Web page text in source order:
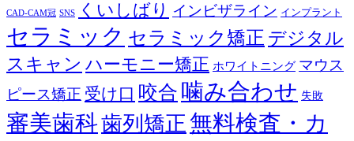
CAD-CAM冠 SNS くいしばり インビザライン インプラント
セラミック セラミック矯正 デジタル
スキャン ハーモニー矯正 ホワイトニング マウス
ピース矯正 受け口 咬合 噛み合わせ 失敗
審美歯科歯列矯正無料検査・カ